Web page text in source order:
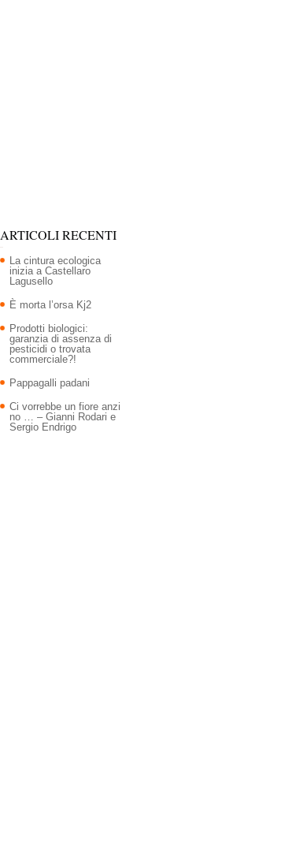
ARTICOLI RECENTI
La cintura ecologica
inizia a Castellaro
Lagusello
È morta l’orsa Kj2
Prodotti biologici:
garanzia di assenza di
pesticidi o trovata
commerciale?!
Pappagalli padani
Ci vorrebbe un fiore anzi
no … – Gianni Rodari e
Sergio Endrigo